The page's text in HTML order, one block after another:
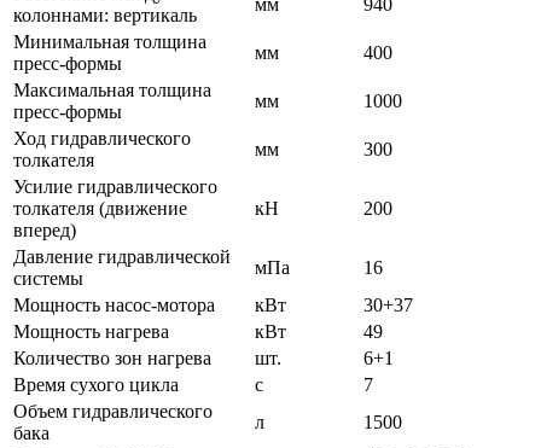
колоннами: вертикаль
мм
940
Минимальная толщина
пресс-формы
мм
400
Максимальная толщина
пресс-формы
мм
1000
Ход гидравлического
толкателя
мм
300
Усилие гидравлического
толкателя (движение
вперед)
кН 200
Давление гидравлической
системы
мПа
16
Мощность насос-мотора
кВт
30+37
Мощность нагрева
кВт
49
Количество зон нагрева
шт.
6+1
Время сухого цикла
с
7
Объем гидравлического
бака
л
1500